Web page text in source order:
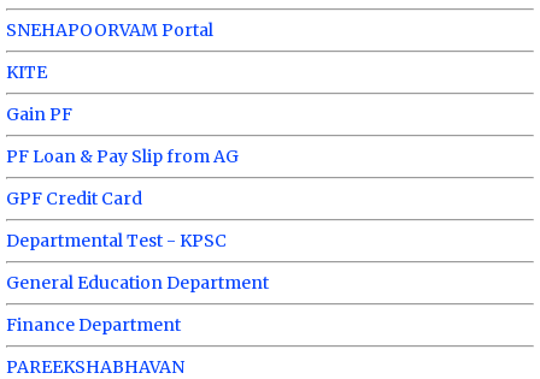
SNEHAPOORVAM Portal
KITE
Gain PF
PF Loan & Pay Slip from AG
GPF Credit Card
Departmental Test - KPSC
General Education Department
Finance Department
PAREEKSHABHAVAN